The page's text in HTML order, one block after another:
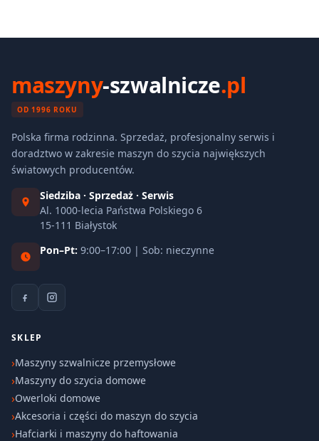
maszyny-szwalnicze.pl
OD 1996 ROKU
Polska firma rodzinna. Sprzedaż, profesjonalny serwis i
doradztwo w zakresie maszyn do szycia największych
światowych producentów.
Siedziba · Sprzedaż · Serwis
Al. 1000-lecia Państwa Polskiego 6
15-111 Białystok
Pon–Pt: 9:00–17:00 | Sob: nieczynne
SKLEP
Maszyny szwalnicze przemysłowe
Maszyny do szycia domowe
Owerloki domowe
Akcesoria i części do maszyn do szycia
Hafciarki i maszyny do haftowania